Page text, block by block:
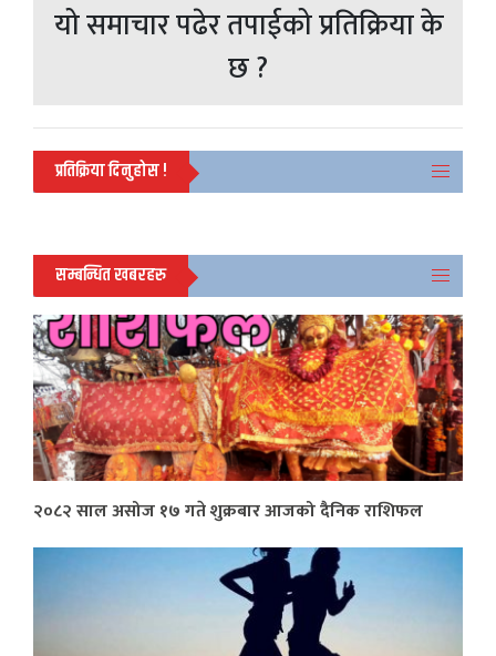
यो समाचार पढेर तपाईको प्रतिक्रिया के
छ ?
प्रतिक्रिया दिनुहोस !
सम्बन्धित खबरहरु
२०८२ साल असोज १७ गते शुक्रबार आजको दैनिक राशिफल